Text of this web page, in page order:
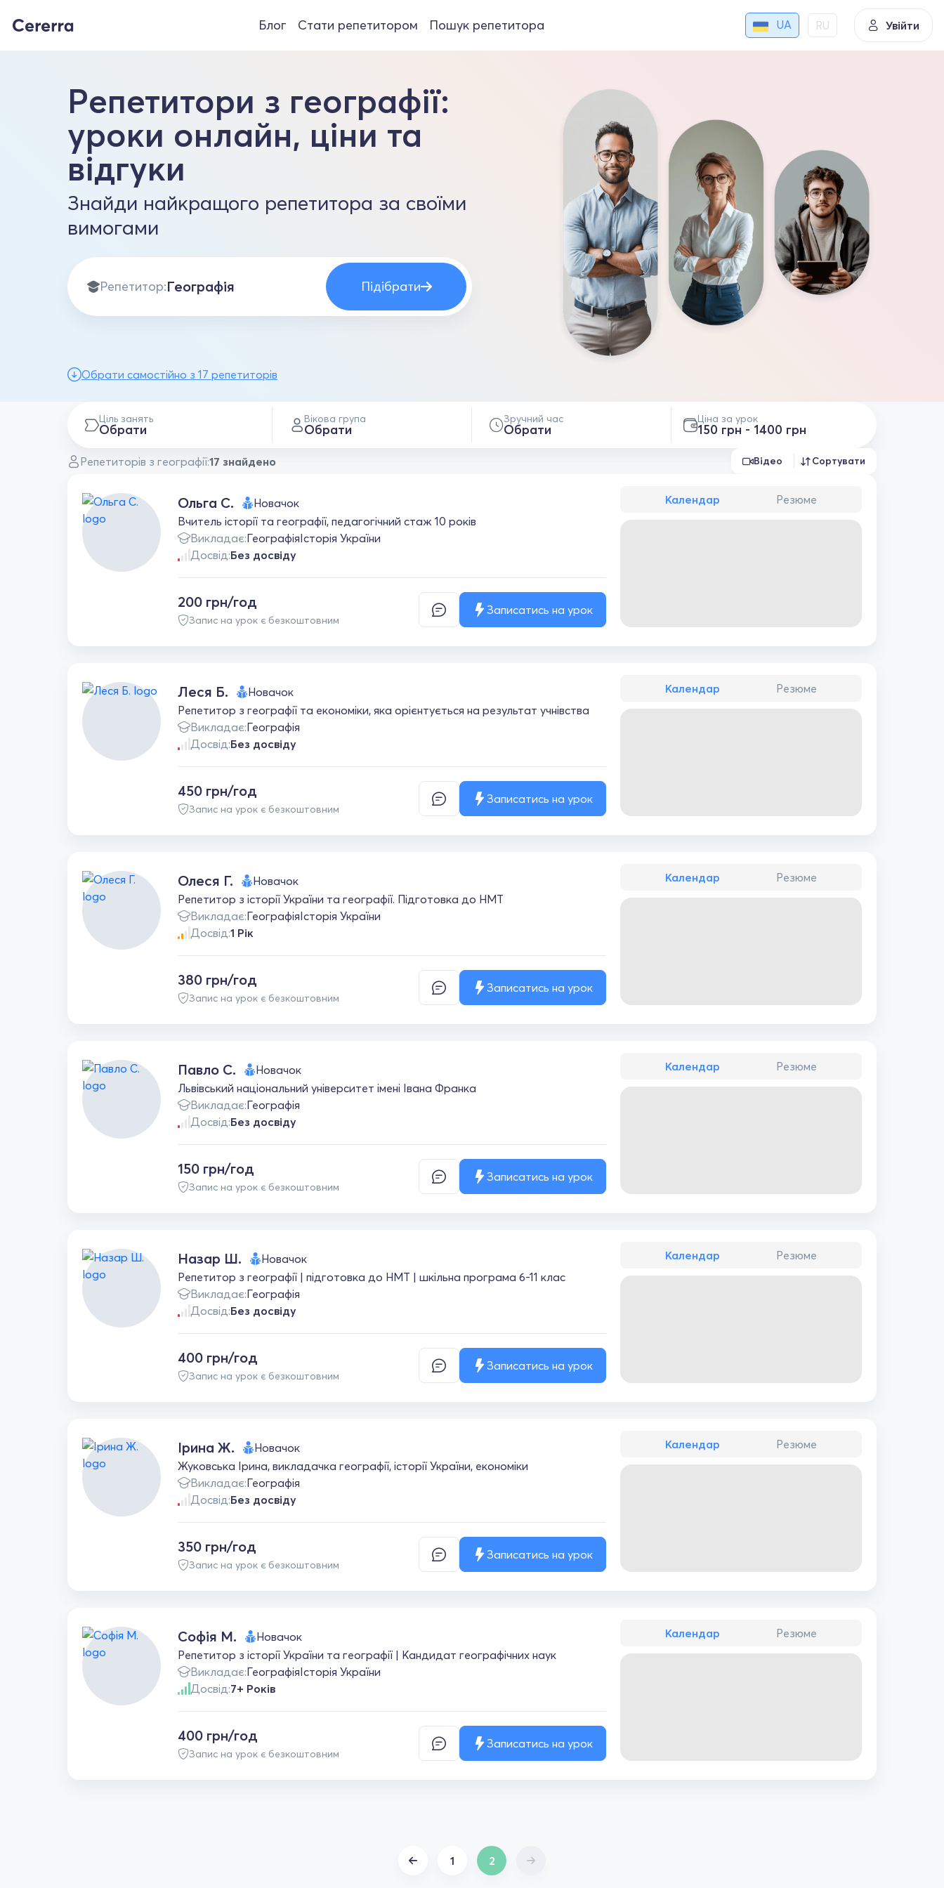
Блог Стати репетитором Пошук репетитора UA RU Увійти
Репетитори з географії:
уроки онлайн, ціни та
відгуки
Знайди найкращого репетитора за своїми
вимогами
Репетитор: Підібрати
Обрати самостійно з 17 репетиторів
Ціль занять
Обрати
Вікова група
Обрати
Зручний час
Обрати
Ціна за урок
150 грн - 1400 грн
Репетиторів з географії:17 знайдено Відео Сортувати
Ольга С.
Новачок
Вчитель історії та географії, педагогічний стаж 10 років
Викладає:ГеографіяІсторія України
Досвід:Без досвіду
200 грн/год
Запис на урок є безкоштовним
Записатись на урок
Календар Резюме
Леся Б.
Новачок
Репетитор з географії та економіки, яка орієнтується на результат учнівства
Викладає:Географія
Досвід:Без досвіду
450 грн/год
Запис на урок є безкоштовним
Записатись на урок
Календар Резюме
Олеся Г.
Новачок
Репетитор з історії України та географії. Підготовка до НМТ
Викладає:ГеографіяІсторія України
Досвід:1 Рік
380 грн/год
Запис на урок є безкоштовним
Записатись на урок
Календар Резюме
Павло С.
Новачок
Львівський національний університет імені Івана Франка
Викладає:Географія
Досвід:Без досвіду
150 грн/год
Запис на урок є безкоштовним
Записатись на урок
Календар Резюме
Назар Ш.
Новачок
Репетитор з географії | підготовка до НМТ | шкільна програма 6-11 клас
Викладає:Географія
Досвід:Без досвіду
400 грн/год
Запис на урок є безкоштовним
Записатись на урок
Календар Резюме
Ірина Ж.
Новачок
Жуковська Ірина, викладачка географії, історії України, економіки
Викладає:Географія
Досвід:Без досвіду
350 грн/год
Запис на урок є безкоштовним
Записатись на урок
Календар Резюме
Софія М.
Новачок
Репетитор з історії України та географії | Кандидат географічних наук
Викладає:ГеографіяІсторія України
Досвід:7+ Років
400 грн/год
Запис на урок є безкоштовним
Записатись на урок
Календар Резюме
1 2